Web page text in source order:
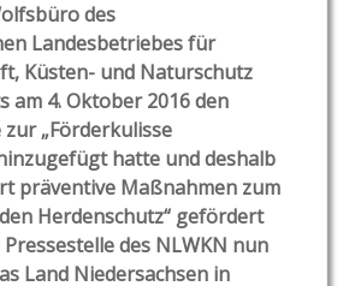
des
Landesbetriebes für
Küsten- und Naturschutz
am 4. Oktober 2016 den
zur „Förderkulisse
hatte und deshalb
präventive Maßnahmen zum
Herdenschutz“ gefördert
des NLWKN nun
Land Niedersachsen in